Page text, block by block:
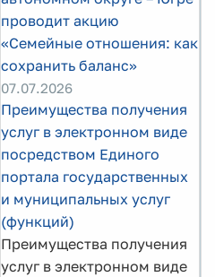
проводит акцию
«Семейные отношения: как
сохранить баланс»
07.07.2026
Преимущества получения
услуг в электронном виде
посредством Единого
портала государственных
и муниципальных услуг
(функций)
Преимущества получения
услуг в электронном виде